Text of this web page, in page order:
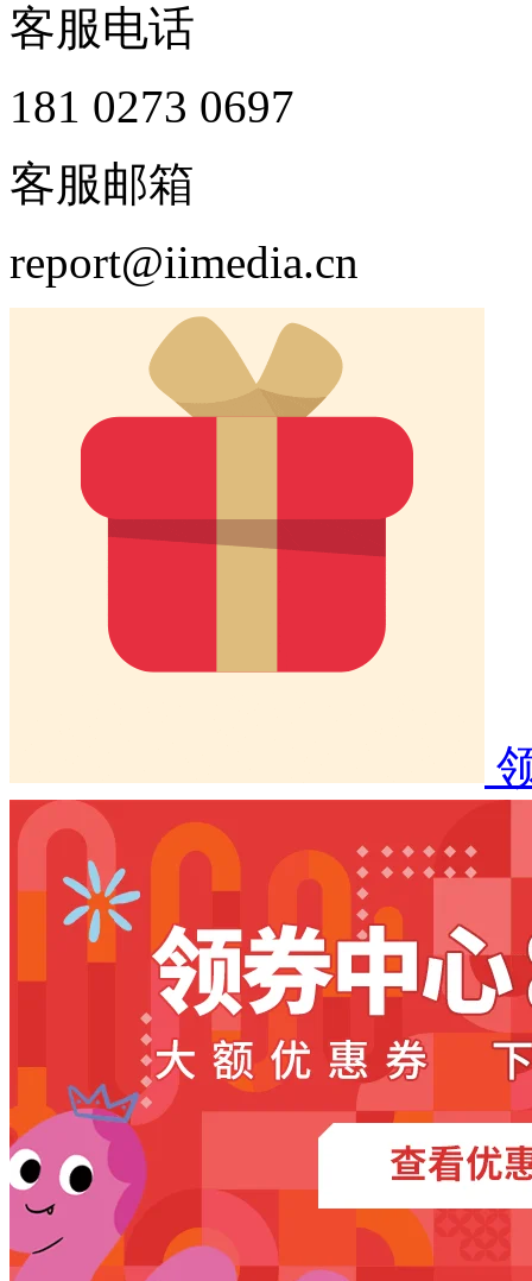
客服电话
181 0273 0697
客服邮箱
report@iimedia.cn